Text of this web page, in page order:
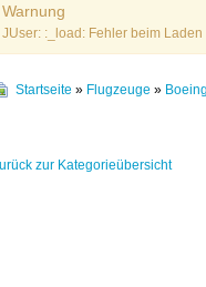
Warnung
JUser: :_load: Fehler beim
Startseite » Flugzeuge »
zur Kategorieübersicht